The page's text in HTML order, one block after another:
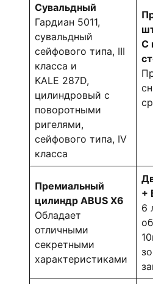
Сувальдный
Гардиан 5011,
сувальдный
сейфового типа, III
класса и
KALE 287D,
цилиндровый с
поворотными
ригелями,
сейфового типа, IV
класса
С
Премиальный
цилиндр ABUS X6
Обладает
отличными
секретными
характеристиками
+
6